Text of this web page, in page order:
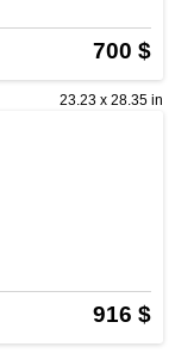
700 $
23.23 x 28.35 in
916 $